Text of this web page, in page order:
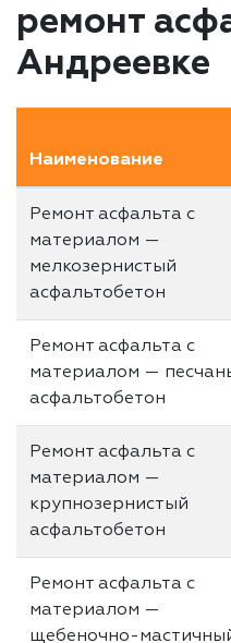
ремонт
Андреевке
Наименование
Ремонт асфальта с
материалом —
мелкозернистый
асфальтобетон
Ремонт асфальта с
материалом —
асфальтобетон
Ремонт асфальта с
материалом —
крупнозернистый
асфальтобетон
Ремонт асфальта с
материалом —
щебеночно-